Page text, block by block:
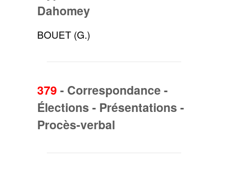
Dahomey
BOUET (G.)
379 - Correspondance -
Élections - Présentations -
Procès-verbal